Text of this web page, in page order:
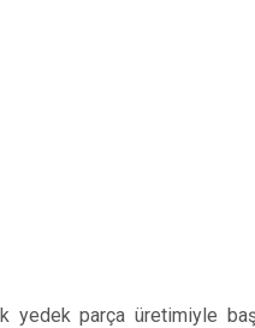
yedek parça üretimiyle